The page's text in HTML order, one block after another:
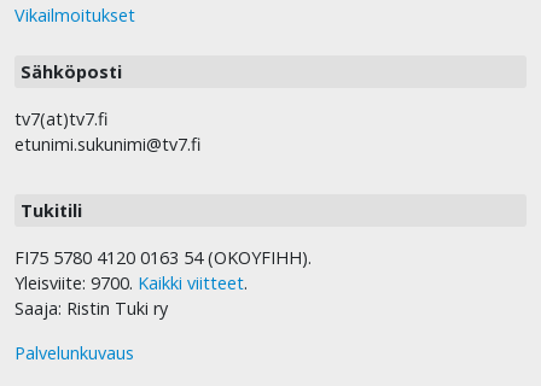
Vikailmoitukset
Sähköposti
tv7(at)tv7.fi
etunimi.sukunimi@tv7.fi
Tukitili
FI75 5780 4120 0163 54 (OKOYFIHH).
Yleisviite: 9700. Kaikki viitteet.
Saaja: Ristin Tuki ry
Palvelunkuvaus